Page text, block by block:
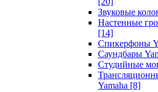
Звуковые
Настенные
[14]
Спикерфоны
Саундбары
Студийные
Yamaha [8]